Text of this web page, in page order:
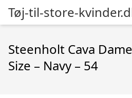
Tøj-til-store-
Steenholt Cava
Size – Navy – 54